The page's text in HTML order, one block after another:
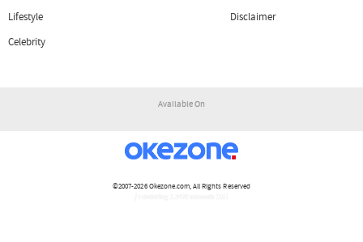
Lifestyle
Celebrity
Disclaimer
Available On
©2007-2026Okezone.com, All Rights Reserved